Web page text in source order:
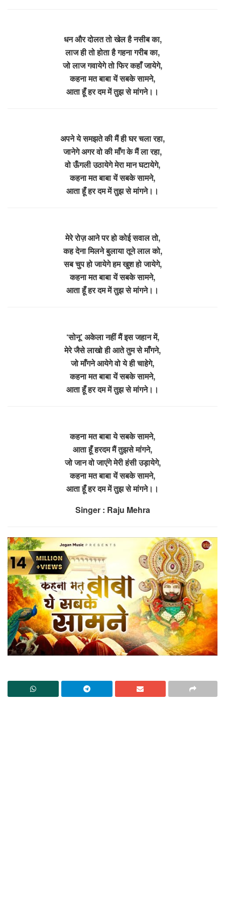
धन और दोलत तो खेल है नसीब का,
लाज ही तो होता है गहना गरीब का,
जो लाज गवायेगे तो फिर कहाँ जायेगे,
कहना मत बाबा यें सबके सामने,
आता हूँ हर दम में तुझ से मांगने।।
अपने ये समझते की मैं ही घर चला रहा,
जानेगे अगर वो की माँग के मैं ला रहा,
वो ऊँगली उठायेगे मेरा मान घटायेगे,
कहना मत बाबा यें सबके सामने,
आता हूँ हर दम में तुझ से मांगने।।
मेरे रोज़ आने पर हो कोई सवाल तो,
कह देना मिलने बुलाया तूने लाल को,
सब चुप हो जायेगे हम खुश हो जायेगे,
कहना मत बाबा यें सबके सामने,
आता हूँ हर दम में तुझ से मांगने।।
‘सोनू’ अकेला नहीं मैं इस जहान में,
मेरे जैसे लाखो ही आते तुम से माँगने,
जो माँगने आयेगे वो ये ही चाहेगे,
कहना मत बाबा यें सबके सामने,
आता हूँ हर दम में तुझ से मांगने।।
कहना मत बाबा ये सबके सामने,
आता हूँ हरदम मैं तुझसे मांगने,
जो जान वो जाएंगे मेरी हंसी उड़ायेगे,
कहना मत बाबा यें सबके सामने,
आता हूँ हर दम में तुझ से मांगने।।
Singer : Raju Mehra